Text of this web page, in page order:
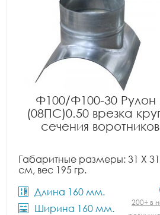
Ф100/Ф100-30 Рулон
(08ПС)0.50 врезка
сечения
Габаритные размеры: 31 X
см, вес 195 гр.
Длина 160 мм.
Ширина 160 мм.
200+ в